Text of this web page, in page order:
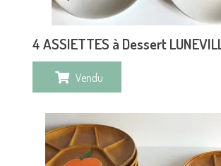
4 ASSIETTES à Dessert
Vendu